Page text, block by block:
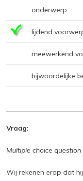
onderwerp
lijdend
meewerkend
bijwoordelijke
Vraag:
Multiple choice question
Wij rekenen erop dat